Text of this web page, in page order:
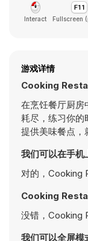
Interact Fullscreen
游戏详情
Cooking
在烹饪餐厅厨房
耗尽，练习你的
提供美味餐点
我们可以在手
对的，Cooking
Cooking
没错，Cooking
我们可以全屏